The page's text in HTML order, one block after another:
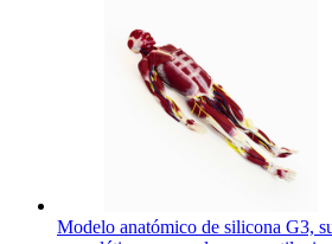
Modelo anatómico de silicona G3,